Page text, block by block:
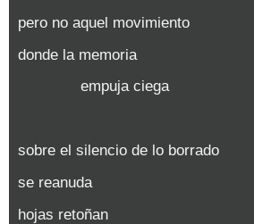
pero no aquel movimiento
donde la memoria
empuja ciega
sobre el silencio de lo borrado
se reanuda
hojas retoñan